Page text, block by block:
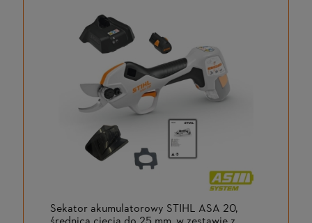
Sekator akumulatorowy STIHL ASA 20,